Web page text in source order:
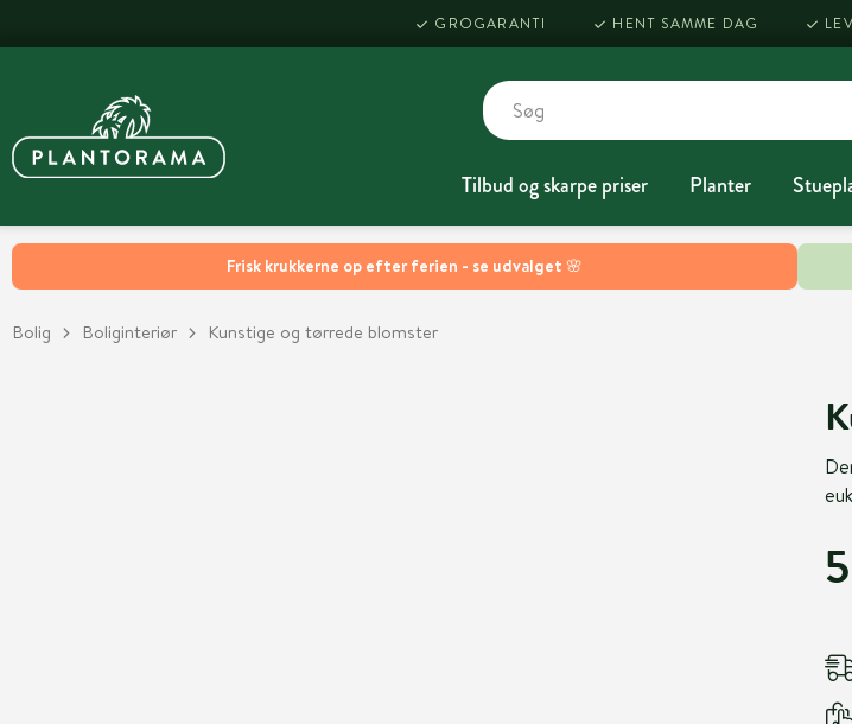
Frisk krukkerne op efter ferien - se udvalget 🌸
GROGARANTI HENT SAMME DAG
Tilbud og skarpe priser Planter
Bolig Boliginteriør Kunstige og tørrede blomster